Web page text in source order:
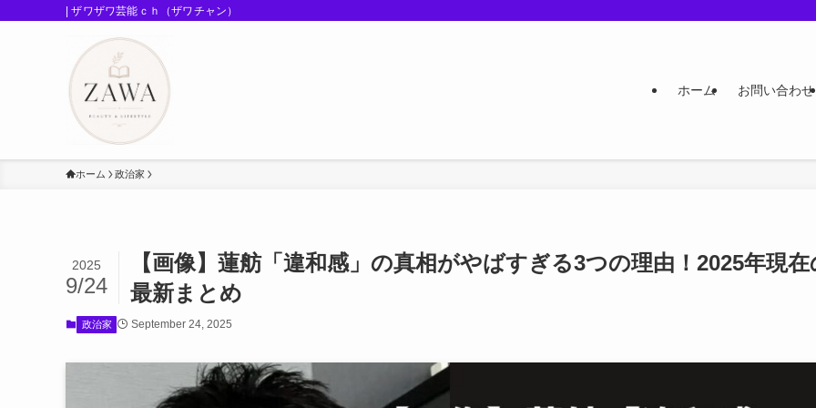
| ザワザワ芸能ｃｈ（ザワチャン）
ホーム お問い合わせ
ホーム 政治家
【画像】蓮舫「違和感」の真相がやばすぎる3つの理由！2025年現在
最新まとめ
2025
9/24
政治家 September 24, 2025